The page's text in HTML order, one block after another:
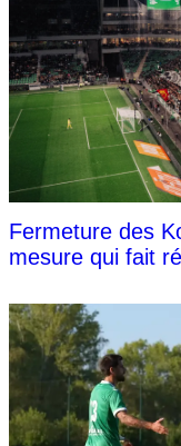
Fermeture des
mesure qui fait